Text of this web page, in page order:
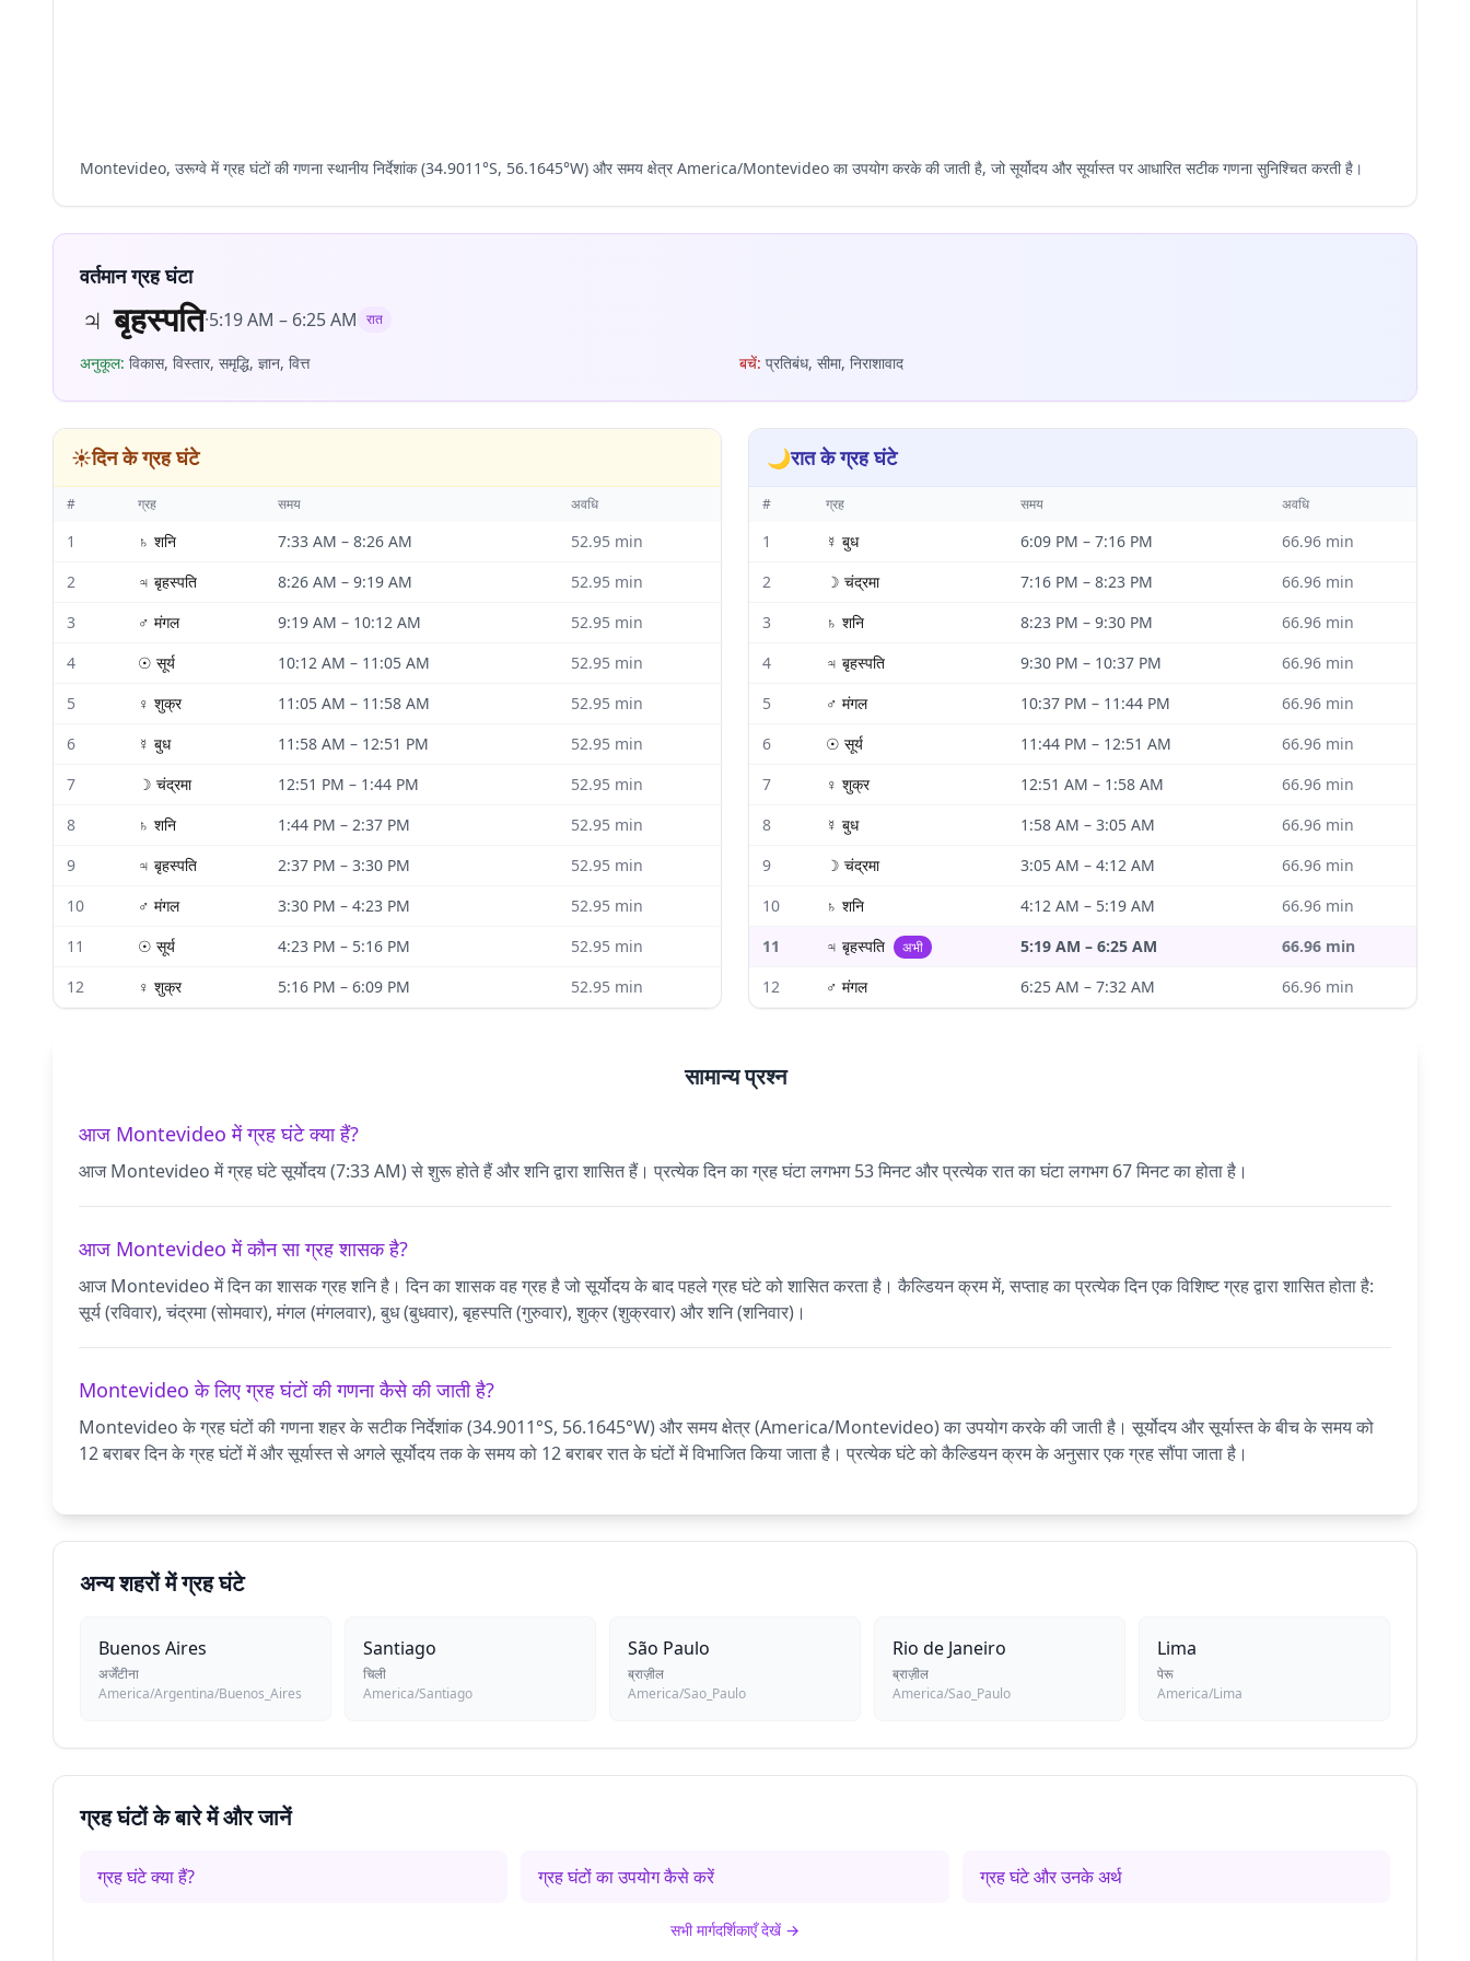
Montevideo, उरूग्वे में ग्रह घंटों की गणना स्थानीय निर्देशांक (34.9011°S, 56.1645°W) और समय क्षेत्र America/Montevideo का उपयोग करके की जाती है, जो सूर्योदय और सूर्यास्त पर आधारित सटीक गणना सुनिश्चित करती है।
वर्तमान ग्रह घंटा
♃ बृहस्पति·5:19 AM – 6:25 AM रात
अनुकूल: विकास, विस्तार, समृद्धि, ज्ञान, वित्त बचें: प्रतिबंध, सीमा, निराशावाद
☀️दिन के ग्रह घंटे
# ग्रह समय अवधि
1 ♄ शनि 7:33 AM – 8:26 AM 52.95 min
2
♃ बृहस्पति 8:26 AM – 9:19 AM 52.95 min
3
♂ मंगल 9:19 AM – 10:12 AM 52.95 min
4
☉ सूर्य 10:12 AM – 11:05 AM 52.95 min
5
♀ शुक्र 11:05 AM – 11:58 AM 52.95 min
6
☿ बुध 11:58 AM – 12:51 PM 52.95 min
7
☽ चंद्रमा 12:51 PM – 1:44 PM 52.95 min
8
♄ शनि 1:44 PM – 2:37 PM 52.95 min
9
♃ बृहस्पति 2:37 PM – 3:30 PM 52.95 min
10
♂ मंगल 3:30 PM – 4:23 PM 52.95 min
11
☉ सूर्य 4:23 PM – 5:16 PM 52.95 min
12
♀ शुक्र 5:16 PM – 6:09 PM 52.95 min
🌙रात के ग्रह घंटे
# ग्रह समय अवधि
1 ☿ बुध 6:09 PM – 7:16 PM 66.96 min
2
☽ चंद्रमा 7:16 PM – 8:23 PM 66.96 min
3
♄ शनि 8:23 PM – 9:30 PM 66.96 min
4
♃ बृहस्पति 9:30 PM – 10:37 PM 66.96 min
5
♂ मंगल 10:37 PM – 11:44 PM 66.96 min
6
☉ सूर्य 11:44 PM – 12:51 AM 66.96 min
7
♀ शुक्र 12:51 AM – 1:58 AM 66.96 min
8
☿ बुध 1:58 AM – 3:05 AM 66.96 min
9
☽ चंद्रमा 3:05 AM – 4:12 AM 66.96 min
10
♄ शनि 4:12 AM – 5:19 AM 66.96 min
11
♃ बृहस्पति अभी 5:19 AM – 6:25 AM 66.96 min
12
♂ मंगल 6:25 AM – 7:32 AM 66.96 min
सामान्य प्रश्न
आज Montevideo में ग्रह घंटे क्या हैं?
आज Montevideo में ग्रह घंटे सूर्योदय (7:33 AM) से शुरू होते हैं और शनि द्वारा शासित हैं। प्रत्येक दिन का ग्रह घंटा लगभग 53 मिनट और प्रत्येक रात का घंटा लगभग 67 मिनट का होता है।
आज Montevideo में कौन सा ग्रह शासक है?
आज Montevideo में दिन का शासक ग्रह शनि है। दिन का शासक वह ग्रह है जो सूर्योदय के बाद पहले ग्रह घंटे को शासित करता है। कैल्डियन क्रम में, सप्ताह का प्रत्येक दिन एक विशिष्ट ग्रह द्वारा शासित होता है:
सूर्य (रविवार), चंद्रमा (सोमवार), मंगल (मंगलवार), बुध (बुधवार), बृहस्पति (गुरुवार), शुक्र (शुक्रवार) और शनि (शनिवार)।
Montevideo के लिए ग्रह घंटों की गणना कैसे की जाती है?
Montevideo के ग्रह घंटों की गणना शहर के सटीक निर्देशांक (34.9011°S, 56.1645°W) और समय क्षेत्र (America/Montevideo) का उपयोग करके की जाती है। सूर्योदय और सूर्यास्त के बीच के समय को
12 बराबर दिन के ग्रह घंटों में और सूर्यास्त से अगले सूर्योदय तक के समय को 12 बराबर रात के घंटों में विभाजित किया जाता है। प्रत्येक घंटे को कैल्डियन क्रम के अनुसार एक ग्रह सौंपा जाता है।
अन्य शहरों में ग्रह घंटे
Buenos Aires
अर्जेंटीना
America/Argentina/Buenos_Aires
Santiago
चिली
America/Santiago
São Paulo
ब्राज़ील
America/Sao_Paulo
Rio de Janeiro
ब्राज़ील
America/Sao_Paulo
Lima
पेरू
America/Lima
ग्रह घंटों के बारे में और जानें
ग्रह घंटे क्या हैं? ग्रह घंटों का उपयोग कैसे करें ग्रह घंटे और उनके अर्थ
सभी मार्गदर्शिकाएँ देखें →